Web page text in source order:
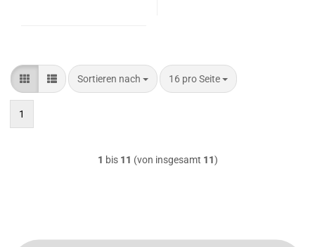
Sortieren nach
Sortieren nach 16 pro Seite
pro Seite
1
1 bis 11 (von insgesamt 11)